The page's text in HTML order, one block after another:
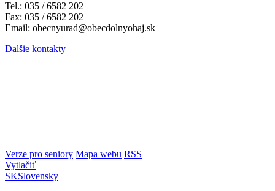
Tel.: 035 / 6582 202
Fax: 035 / 6582 202
Email: obecnyurad@obecdolnyohaj.sk
Dalšie kontakty
Verze pro seniory Mapa webu RSS
Vytlačiť
SKSlovensky